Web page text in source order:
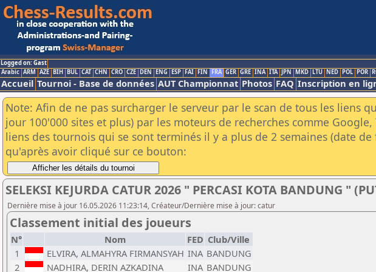
Logged on: Gast
Arabic ARM AZE BIH BUL CAT CHN CRO CZE DEN ENG ESP FAI FIN FRA GER GRE INA ITA JPN MKD LTU NED POL POR
Accueil Tournoi - Base de données AUT Championnat Photos FAQ Inscription en
Note: Afin de ne pas surcharger le serveur par le scan de tous les liens
jour 100'000 sites et plus) par les moteurs de recherches comme
liens des tournois qui se sont terminés il y a plus de 2 semaines (date
qu'après avoir cliqué sur ce bouton:
SELEKSI KEJURDA CATUR 2026 " PERCASI KOTA BANDUNG "
Dernière mise à jour 16.05.2026 11:23:14, Créateur/Dernière mise à jour: catur
Classement initial des joueurs
N° Nom FED Club/Ville
1
ELVIRA, ALMAHYRA FIRMANSYAH INA BANDUNG
2
NADHIRA, DERIN AZKADINA INA BANDUNG